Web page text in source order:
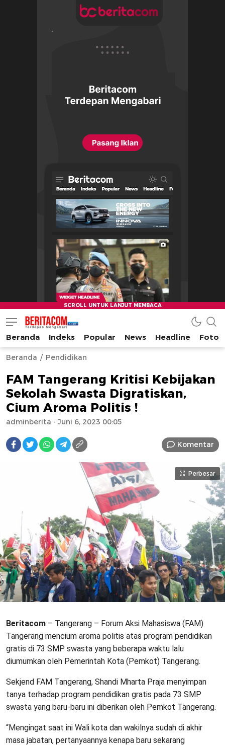
beritacom.com
bestnews
Beranda Indeks Popular News Headline Foto
Beranda Pendidikan
FAM Tangerang Kritisi Kebijakan
Sekolah Swasta Digratiskan,
Cium Aroma Politis !
adminberita - Juni 6, 2023 00:05
Komentar
Perbesar
Beritacom – Tangerang – Forum Aksi Mahasiswa (FAM)
Tangerang mencium aroma politis atas program pendidikan
gratis di 73 SMP swasta yang beberapa waktu lalu
diumumkan oleh Pemerintah Kota (Pemkot) Tangerang.
Sekjend FAM Tangerang, Shandi Mharta Praja menyimpan
tanya terhadap program pendidikan gratis pada 73 SMP
swasta yang baru-baru ini diberikan oleh Pemkot Tangerang.
“Mengingat saat ini Wali kota dan wakilnya sudah di akhir
masa jabatan, pertanyaannya kenapa baru sekarang